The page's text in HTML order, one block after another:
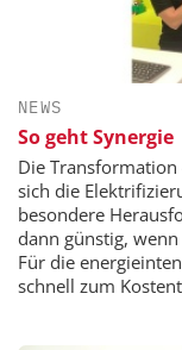
NEWS
So geht Synergie
Die
sich die
besondere
dann günstig,
Für die
schnell zum